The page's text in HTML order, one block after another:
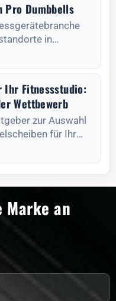
Zielen:
oder um zu...
Pro Dumbbells
in
Ihr Fitnessstudio:
Wettbewerb
zur Auswahl
für Ihr
2025: Ob
farbige
in Aspekte
Qualität.
Marke an